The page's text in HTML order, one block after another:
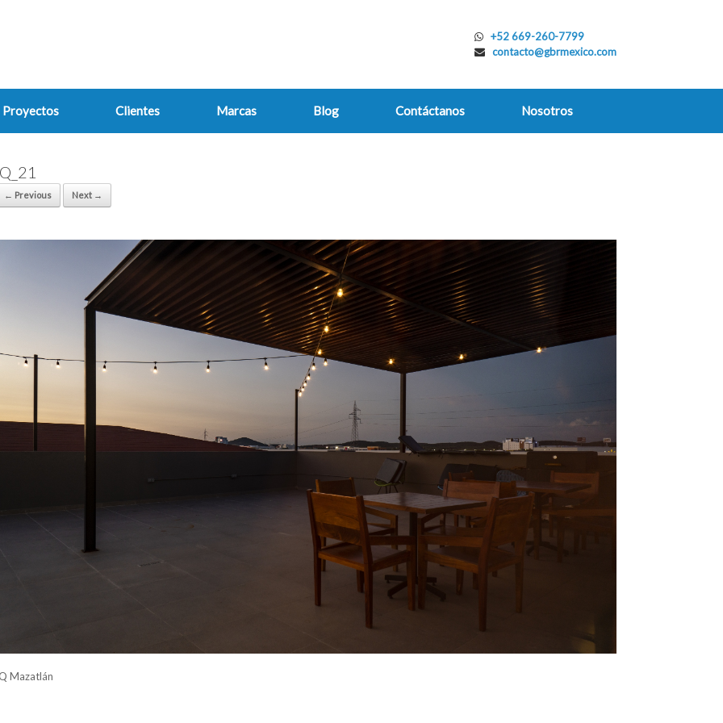
+52 669-260-7799
contacto@gbrmexico.com
Proyectos Clientes Marcas Blog Contáctanos Nosotros
← Previous Next →
Mazatlán